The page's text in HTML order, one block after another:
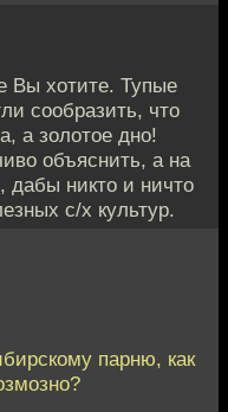
Вы хотите. Тупые
сообразить, что
а золотое дно!
объяснить, а на
дабы никто и ничто
с/х культур.
парню, как